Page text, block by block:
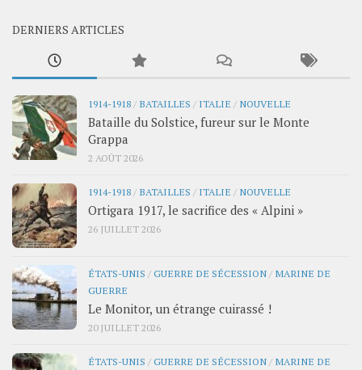
DERNIERS ARTICLES
1914-1918 / BATAILLES / ITALIE / NOUVELLE
Bataille du Solstice, fureur sur le Monte
Grappa
2 AOÛT 2026
1914-1918 / BATAILLES / ITALIE / NOUVELLE
Ortigara 1917, le sacrifice des « Alpini »
26 JUILLET 2026
ÉTATS-UNIS /GUERRE DE SÉCESSION / MARINE DE
GUERRE
Le Monitor, un étrange cuirassé !
20 JUILLET 2026
ÉTATS-UNIS /GUERRE DE SÉCESSION / MARINE DE